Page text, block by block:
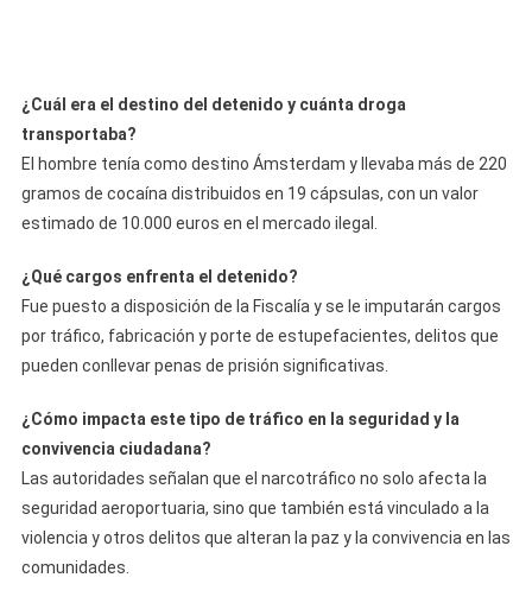
¿Cuál era el destino del detenido y cuánta droga
transportaba?
El hombre tenía como destino Ámsterdam y llevaba más de 220
gramos de cocaína distribuidos en 19 cápsulas, con un valor
estimado de 10.000 euros en el mercado ilegal.
¿Qué cargos enfrenta el detenido?
Fue puesto a disposición de la Fiscalía y se le imputarán cargos
por tráfico, fabricación y porte de estupefacientes, delitos que
pueden conllevar penas de prisión significativas.
¿Cómo impacta este tipo de tráfico en la seguridad y la
convivencia ciudadana?
Las autoridades señalan que el narcotráfico no solo afecta la
seguridad aeroportuaria, sino que también está vinculado a la
violencia y otros delitos que alteran la paz y la convivencia en las
comunidades.